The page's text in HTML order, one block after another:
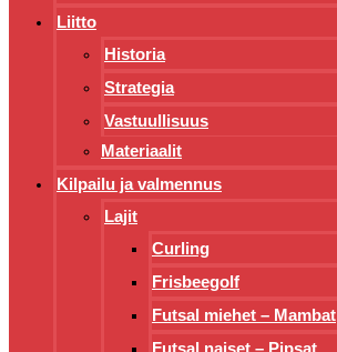
Liitto
Historia
Strategia
Vastuullisuus
Materiaalit
Kilpailu ja valmennus
Lajit
Curling
Frisbeegolf
Futsal miehet – Mambat